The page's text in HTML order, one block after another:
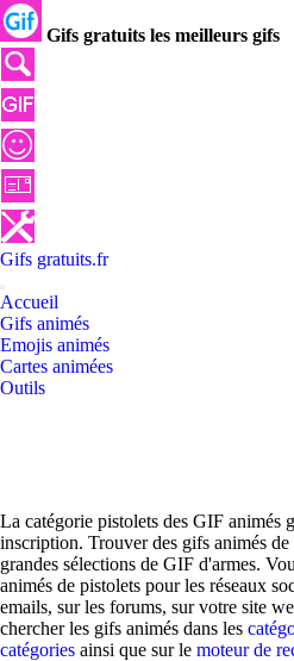
Gifs gratuits les meilleurs gifs
Gifs gratuits.fr
Accueil
Gifs animés
Emojis animés
Cartes animées
Outils
La catégorie pistolets des GIF animés
inscription. Trouver des gifs animés
grandes sélections de GIF d'armes.
animés de pistolets pour les réseaux
emails, sur les forums, sur votre site
chercher les gifs animés dans les
catégories ainsi que sur le moteur de